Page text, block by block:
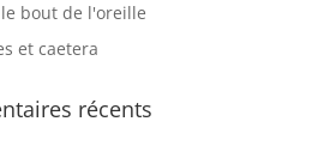
bout de l'oreille
et caetera
récents